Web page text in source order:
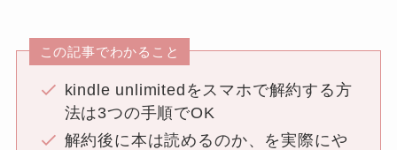
この記事でわかること
kindle unlimitedをスマホで解約する方
法は3つの手順でOK
解約後に本は読めるのか、を実際にや